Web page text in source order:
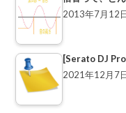
2013年7月12
[Serato DJ
2021年12月7